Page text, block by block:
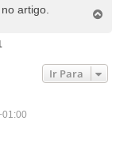
artigo.
Ir Para